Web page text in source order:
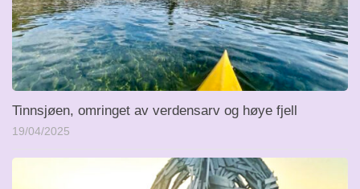
Tinnsjøen, omringet av verdensarv og høye fjell
19/04/2025